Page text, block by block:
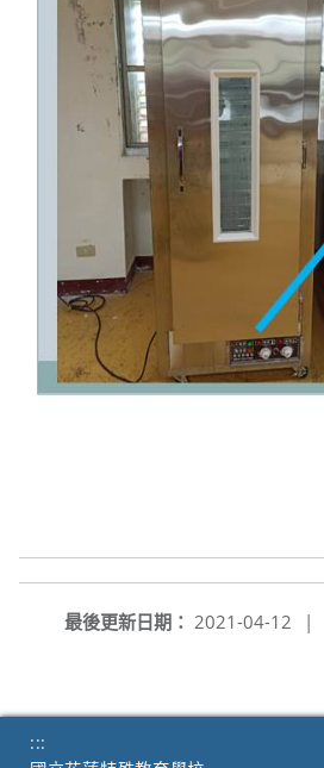
最後更新日期： 2021-04-12
|
:::